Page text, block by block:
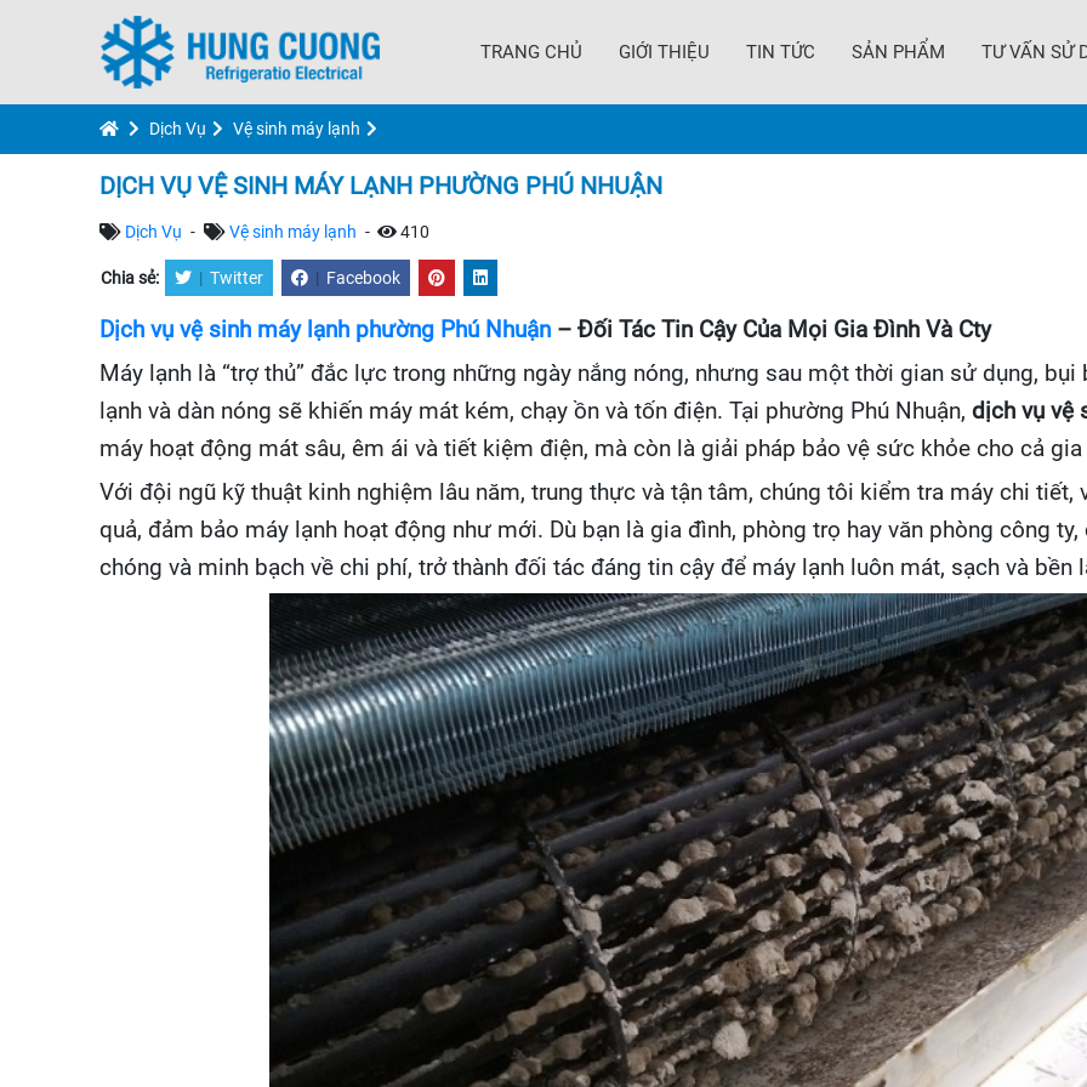
TRANG CHỦ GIỚI THIỆU TIN TỨC SẢN PHẨM TƯ VẤN SỬ
Dịch Vụ Vệ sinh máy lạnh
DỊCH VỤ VỆ SINH MÁY LẠNH PHƯỜNG PHÚ NHUẬN
Dịch Vụ - Vệ sinh máy lạnh - 410
Chia sẻ: | Twitter | Facebook
Dịch vụ vệ sinh máy lạnh phường Phú Nhuận – Đối Tác Tin Cậy Của Mọi Gia Đình Và Cty
Máy lạnh là “trợ thủ” đắc lực trong những ngày nắng nóng, nhưng sau một thời gian sử dụng,
lạnh và dàn nóng sẽ khiến máy mát kém, chạy ồn và tốn điện. Tại phường Phú Nhuận, dịch vụ vệ
máy hoạt động mát sâu, êm ái và tiết kiệm điện, mà còn là giải pháp bảo vệ sức khỏe cho cả
Với đội ngũ kỹ thuật kinh nghiệm lâu năm, trung thực và tận tâm, chúng tôi kiểm tra máy chi tiết,
quả, đảm bảo máy lạnh hoạt động như mới. Dù bạn là gia đình, phòng trọ hay văn phòng công
chóng và minh bạch về chi phí, trở thành đối tác đáng tin cậy để máy lạnh luôn mát, sạch và bền